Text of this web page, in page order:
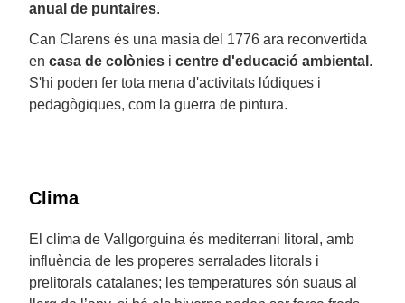
anual de puntaires.
Can Clarens és una masia del 1776 ara reconvertida
en casa de colònies i centre d'educació ambiental .
S'hi poden fer tota mena d'activitats lúdiques i
pedagògiques, com la guerra de pintura.
Clima
El clima de Vallgorguina és mediterrani litoral, amb
influència de les properes serralades litorals i
prelitorals catalanes; les temperatures són suaus al